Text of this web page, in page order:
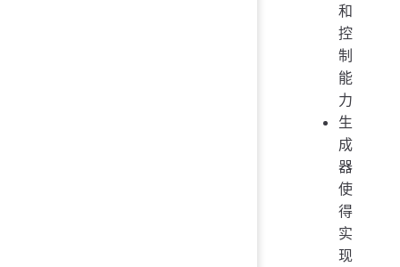
和
控
制
能
力
生
成
器
使
得
实
现